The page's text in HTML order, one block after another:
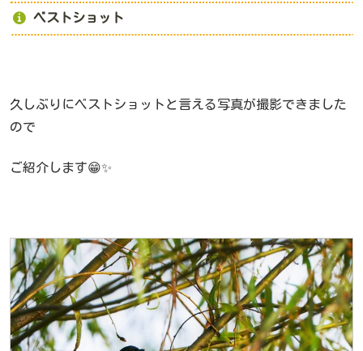
ベストショット
久しぶりにベストショットと言える写真が撮影できました
ので
ご紹介します😁✨